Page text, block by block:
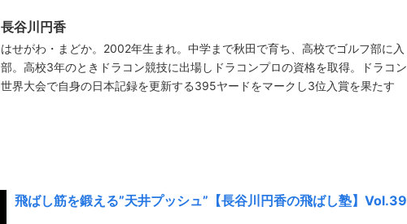
長谷川円香
はせがわ・まどか。2002年生まれ。中学まで秋田で育ち、高校でゴルフ部に入
部。高校3年のときドラコン競技に出場しドラコンプロの資格を取得。ドラコン
世界大会で自身の日本記録を更新する395ヤードをマークし3位入賞を果たす
飛ばし筋を鍛える”天井プッシュ”【長谷川円香の飛ばし塾】Vol.39